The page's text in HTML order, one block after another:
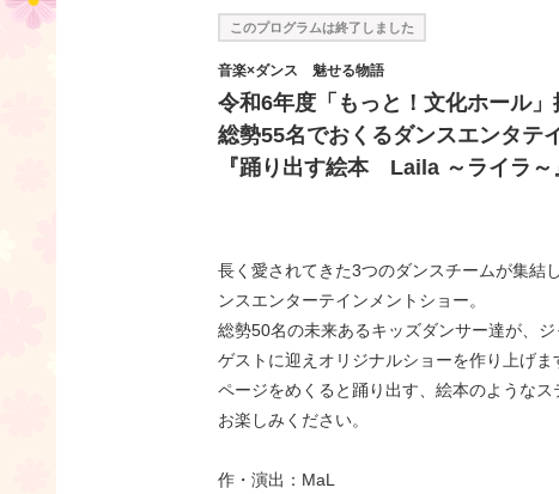
このプログラムは終了しました
音楽×ダンス 魅せる物語
令和6年度「もっと！文化ホール」
総勢55名でおくるダンスエンタテ
『踊り出す絵本 Laila ～ライラ～
長く愛されてきた3つのダンスチームが集結
ンスエンターテインメントショー。
総勢50名の未来あるキッズダンサー達が、
ゲストに迎えオリジナルショーを作り上げま
ページをめくると踊り出す、絵本のような
お楽しみください。
作・演出：MaL